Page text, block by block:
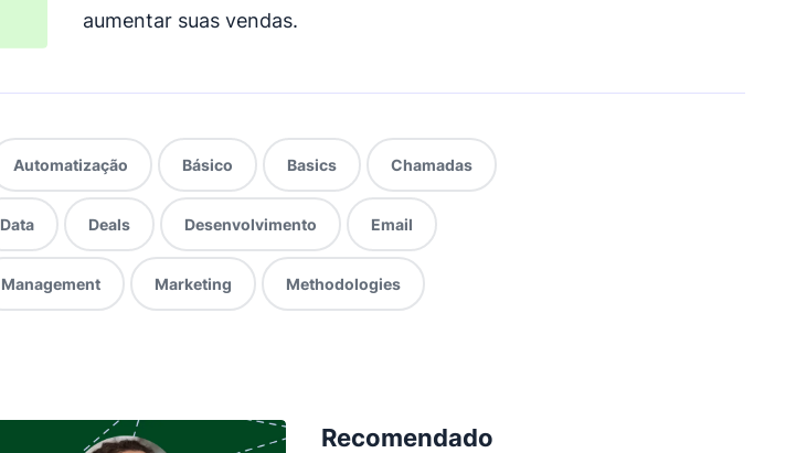
aumentar suas vendas.
Automatização Básico Basics Chamadas
Data Deals Desenvolvimento Email
Management Marketing Methodologies
Recomendado